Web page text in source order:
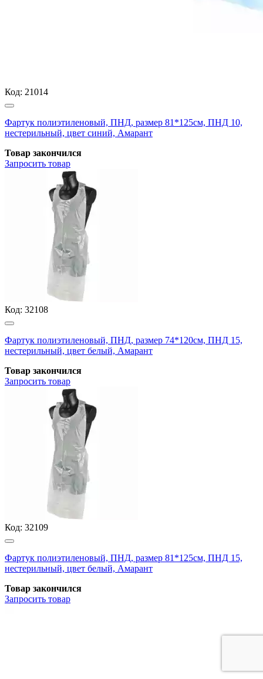
Код: 21014
Фартук полиэтиленовый, ПНД, размер 81*125см, ПНД 10,
нестерильный, цвет синий, Амарант
Товар закончился
Запросить товар
Код: 32108
Фартук полиэтиленовый, ПНД, размер 74*120см, ПНД 15,
нестерильный, цвет белый, Амарант
Товар закончился
Запросить товар
Код: 32109
Фартук полиэтиленовый, ПНД, размер 81*125см, ПНД 15,
нестерильный, цвет белый, Амарант
Товар закончился
Запросить товар